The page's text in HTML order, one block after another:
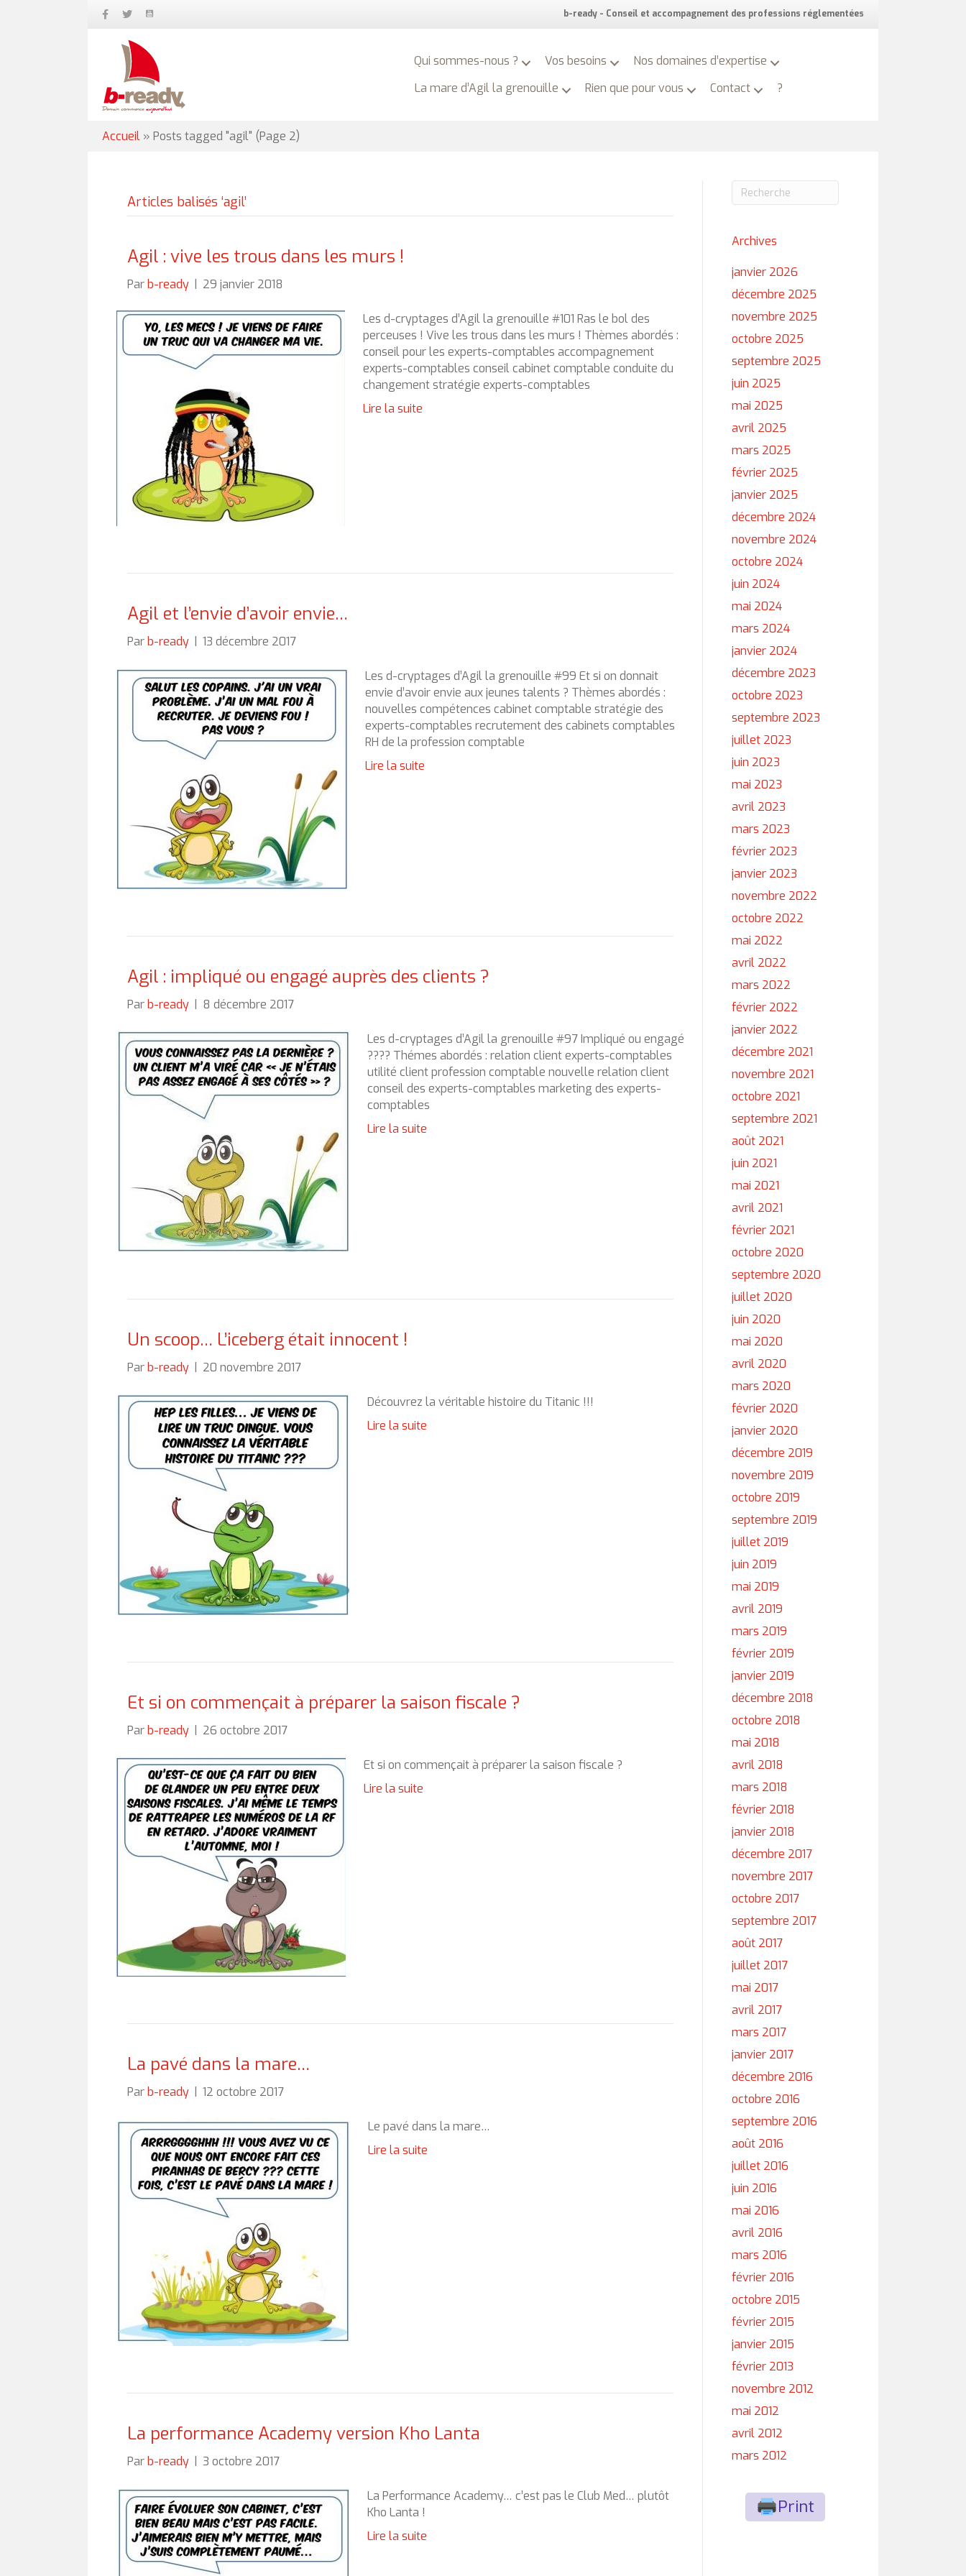
b-ready - Conseil et accompagnement des professions réglementées
Qui sommes-nous ? Vos besoins
Nos domaines d’expertise
La mare d’Agil la grenouille
Rien que pour vous Contact ?
Accueil » Posts tagged "agil" (Page 2)
Articles balisés ‘agil’
Agil : vive les trous dans les murs !
Par b-ready 29 janvier 2018
Les d-cryptages d’Agil la grenouille #101 Ras le bol des
perceuses ! Vive les trous dans les murs ! Thèmes abordés :
conseil pour les experts-comptables accompagnement
experts-comptables conseil cabinet comptable conduite du
changement stratégie experts-comptables
Lire la suite
Agil et l’envie d’avoir envie…
Par b-ready 13 décembre 2017
Les d-cryptages d’Agil la grenouille #99 Et si on donnait
envie d’avoir envie aux jeunes talents ? Thèmes abordés :
nouvelles compétences cabinet comptable stratégie des
experts-comptables recrutement des cabinets comptables
RH de la profession comptable
Lire la suite
Agil : impliqué ou engagé auprès des clients ?
Par b-ready 8 décembre 2017
Les d-cryptages d’Agil la grenouille #97 Impliqué ou engagé
???? Thémes abordés : relation client experts-comptables
utilité client profession comptable nouvelle relation client
conseil des experts-comptables marketing des experts-
comptables
Lire la suite
Un scoop… L’iceberg était innocent !
Par b-ready 20 novembre 2017
Découvrez la véritable histoire du Titanic !!!
Lire la suite
Et si on commençait à préparer la saison fiscale ?
Par b-ready 26 octobre 2017
Et si on commençait à préparer la saison fiscale ?
Lire la suite
La pavé dans la mare…
Par b-ready 12 octobre 2017
Le pavé dans la mare…
Lire la suite
La performance Academy version Kho Lanta
Par b-ready 3 octobre 2017
La Performance Academy… c’est pas le Club Med… plutôt
Kho Lanta !
Lire la suite
Archives
janvier 2026
décembre 2025
novembre 2025
octobre 2025
septembre 2025
juin 2025
mai 2025
avril 2025
mars 2025
février 2025
janvier 2025
décembre 2024
novembre 2024
octobre 2024
juin 2024
mai 2024
mars 2024
janvier 2024
décembre 2023
octobre 2023
septembre 2023
juillet 2023
juin 2023
mai 2023
avril 2023
mars 2023
février 2023
janvier 2023
novembre 2022
octobre 2022
mai 2022
avril 2022
mars 2022
février 2022
janvier 2022
décembre 2021
novembre 2021
octobre 2021
septembre 2021
août 2021
juin 2021
mai 2021
avril 2021
février 2021
octobre 2020
septembre 2020
juillet 2020
juin 2020
mai 2020
avril 2020
mars 2020
février 2020
janvier 2020
décembre 2019
novembre 2019
octobre 2019
septembre 2019
juillet 2019
juin 2019
mai 2019
avril 2019
mars 2019
février 2019
janvier 2019
décembre 2018
octobre 2018
mai 2018
avril 2018
mars 2018
février 2018
janvier 2018
décembre 2017
novembre 2017
octobre 2017
septembre 2017
août 2017
juillet 2017
mai 2017
avril 2017
mars 2017
janvier 2017
décembre 2016
octobre 2016
septembre 2016
août 2016
juillet 2016
juin 2016
mai 2016
avril 2016
mars 2016
février 2016
octobre 2015
février 2015
janvier 2015
février 2013
novembre 2012
mai 2012
avril 2012
mars 2012
Print